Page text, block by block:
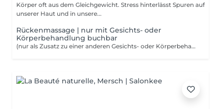
Körper oft aus dem Gleichgewicht. Stress hinterlässt Spuren auf
unserer Haut und in unsere...
Rückenmassage | nur mit Gesichts- oder
Körperbehandlung buchbar
(nur als Zusatz zu einer anderen Gesichts- oder Körperbehandlung buchbar)